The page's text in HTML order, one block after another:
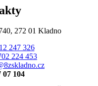
272 01 Kladno
247 326
224 453
104